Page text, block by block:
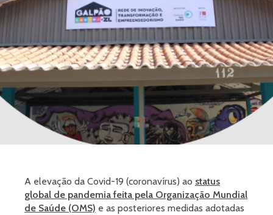
A elevação da Covid-19 (coronavírus) ao status
global de pandemia feita pela Organização Mundial
de Saúde (OMS) e as posteriores medidas adotadas